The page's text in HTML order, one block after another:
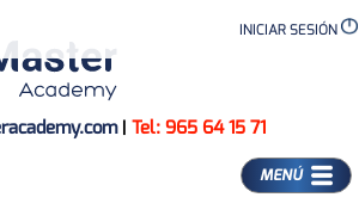
INICIAR SESIÓN
| Tel: 965 64 15 71
MENÚ